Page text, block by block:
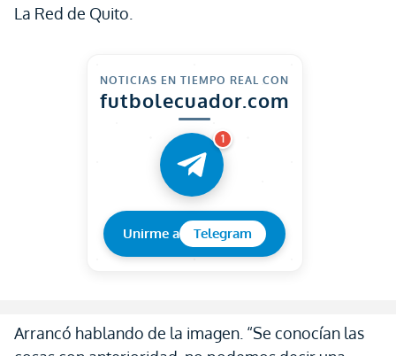
La Red de Quito.
NOTICIAS EN TIEMPO REAL CON
futbolecuador.com
1
Unirme a Telegram
Arrancó hablando de la imagen. “Se conocían las